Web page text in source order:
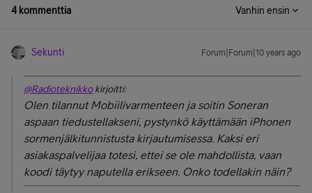
4 kommenttia Vanhin ensin
Sekunti Forum|Forum|10 years ago
@Radioteknikkokirjoitti:
Olen tilannut Mobiilivarmenteen ja soitin Soneran
aspaan tiedustellakseni, pystynkö käyttämään iPhonen
sormenjälkitunnistusta kirjautumisessa. Kaksi eri
asiakaspalvelijaa totesi, ettei se ole mahdollista, vaan
koodi täytyy naputella erikseen. Onko todellakin näin?